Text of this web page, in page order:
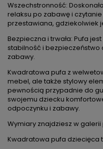
Wszechstronność:
relaksu po zabawę i czytanie
przestawiana, gdziekolwiek
Bezpieczna i trwała: Pufa
stabilność i
zabawy.
Kwadratowa pufa z
mebel, ale także stylowy
pewnością przypadnie do
swojemu dziecku
odpoczynku i zabawy.
Wymiary znajdziesz w galerii
Kwadratowa pufa dziecięca